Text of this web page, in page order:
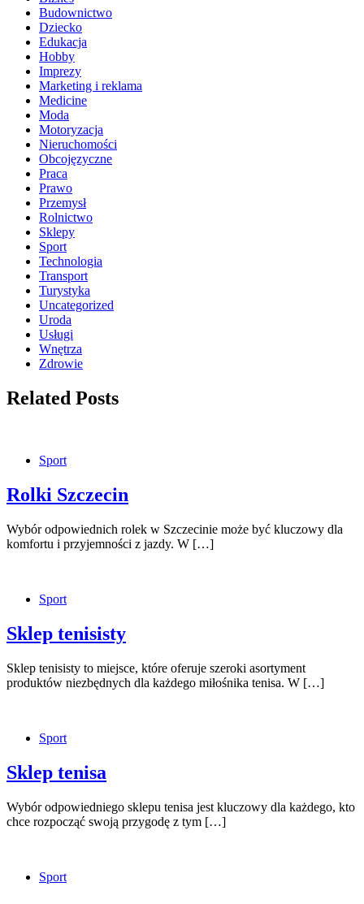
Budownictwo
Dziecko
Edukacja
Hobby
Imprezy
Marketing i reklama
Medicine
Moda
Motoryzacja
Nieruchomości
Obcojęzyczne
Praca
Prawo
Przemysł
Rolnictwo
Sklepy
Sport
Technologia
Transport
Turystyka
Uncategorized
Uroda
Usługi
Wnętrza
Zdrowie
Related Posts
Sport
Rolki Szczecin
Wybór odpowiednich rolek w Szczecinie może być kluczowy dla
komfortu i przyjemności z jazdy. W […]
Sport
Sklep tenisisty
Sklep tenisisty to miejsce, które oferuje szeroki asortyment
produktów niezbędnych dla każdego miłośnika tenisa. W […]
Sport
Sklep tenisa
Wybór odpowiedniego sklepu tenisa jest kluczowy dla każdego, kto
chce rozpocząć swoją przygodę z tym […]
Sport